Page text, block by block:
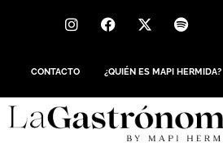
CONTACTO ¿QUIÉN ES MAPI HERMIDA?